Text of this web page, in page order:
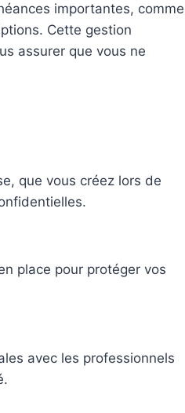
importantes, comme
Cette gestion
assurer que vous ne
que vous créez lors de
place pour protéger vos
avec les professionnels